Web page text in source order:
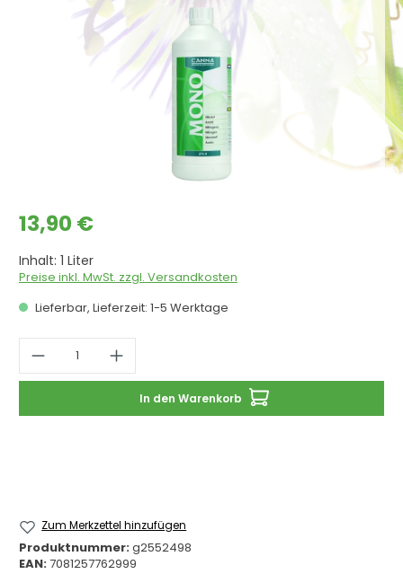
Regulärer Preis:
13,90 €
Inhalt: 1 Liter
Preise inkl. MwSt. zzgl. Versandkosten
Lieferbar, Lieferzeit: 1-5 Werktage
Produkt Anzahl: Gib den
In den Warenkorb
Zum Merkzettel hinzufügen
Produktnummer:g2552498
EAN:7081257762999